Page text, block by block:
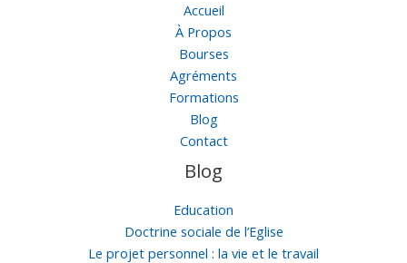
Accueil
À Propos
Bourses
Agréments
Formations
Blog
Contact
Blog
Education
Doctrine sociale de l’Eglise
Le projet personnel : la vie et le travail